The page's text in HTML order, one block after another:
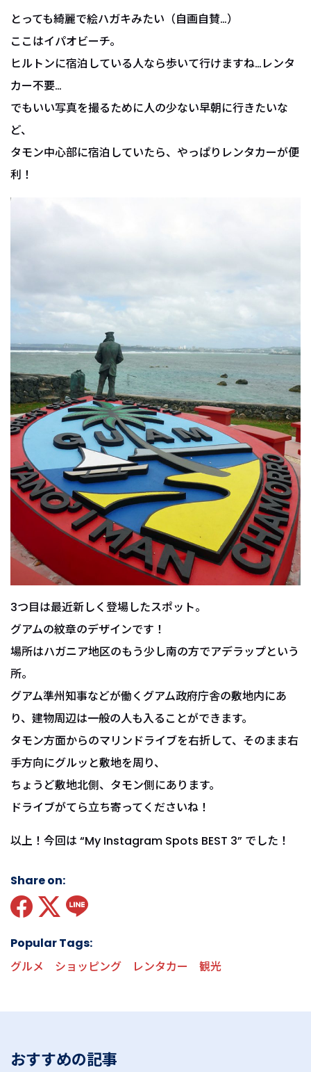
とっても綺麗で絵ハガキみたい（自画自賛…）
ここはイパオビーチ。
ヒルトンに宿泊している人なら歩いて行けますね…レンタ
カー不要…
でもいい写真を撮るために人の少ない早朝に行きたいな
ど、
タモン中心部に宿泊していたら、やっぱりレンタカーが便
利！
3つ目は最近新しく登場したスポット。
グアムの紋章のデザインです！
場所はハガニア地区のもう少し南の方でアデラップという
所。
グアム準州知事などが働くグアム政府庁舎の敷地内にあ
り、建物周辺は一般の人も入ることができます。
タモン方面からのマリンドライブを右折して、そのまま右
手方向にグルッと敷地を周り、
ちょうど敷地北側、タモン側にあります。
ドライブがてら立ち寄ってくださいね！
以上！今回は “My Instagram Spots BEST 3” でした！
Share on:
Popular Tags:
グルメ
ショッピング レンタカー 観光
おすすめの記事